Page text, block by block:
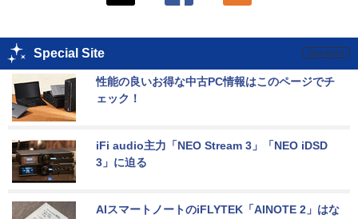
Special Site
性能の良いお得な中古PC情報はこのページでチ
ェック！
iFi audio主力「NEO Stream 3」「NEO iDSD
3」に迫る
AIスマートノートのiFLYTEK「AINOTE 2」はな